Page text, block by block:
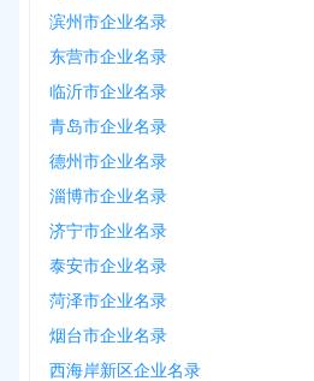
滨州市企业名录
东营市企业名录
临沂市企业名录
青岛市企业名录
德州市企业名录
淄博市企业名录
济宁市企业名录
泰安市企业名录
菏泽市企业名录
烟台市企业名录
西海岸新区企业名录